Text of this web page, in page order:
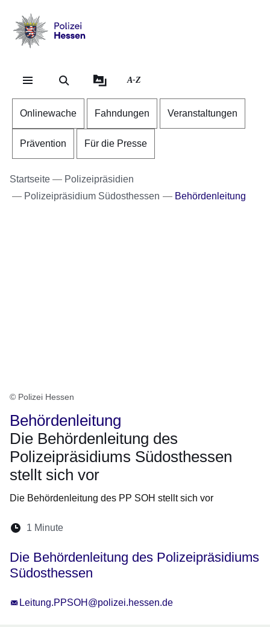
Hessen
A-Z
Onlinewache Fahndungen Veranstaltungen
Prävention Für die Presse
Startseite
Polizeipräsidien
Polizeipräsidium Südosthessen
Behördenleitung
© Polizei Hessen
Behördenleitung
Die Behördenleitung des
Polizeipräsidiums Südosthessen
stellt sich vor
Die Behördenleitung des PP SOH stellt sich vor
Lesedauer:
1 Minute
Die Behördenleitung des Polizeipräsidiums
Südosthessen
Leitung.PPSOH@polizei.hessen.de